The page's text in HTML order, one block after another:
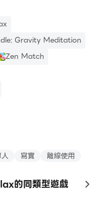
Gravity Meditation
Zen Match
寫實 離線使用
的同類型遊戲 to